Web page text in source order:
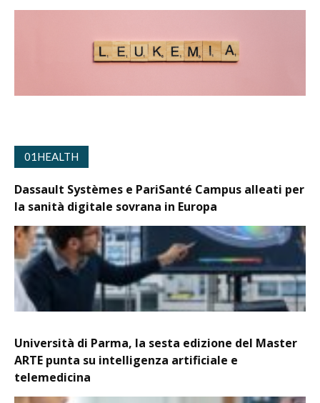
01HEALTH
Dassault Systèmes e PariSanté Campus alleati per
la sanità digitale sovrana in Europa
Università di Parma, la sesta edizione del Master
ARTE punta su intelligenza artificiale e
telemedicina